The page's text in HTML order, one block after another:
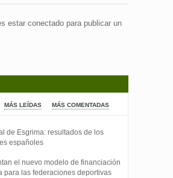
estar conectado para publicar un
MÁS LEÍDAS MÁS COMENTADAS
de Esgrima: resultados de los
españoles
el nuevo modelo de financiación
para las federaciones deportivas